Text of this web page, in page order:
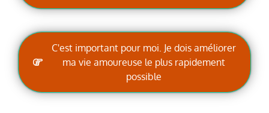
C'est important pour moi. Je dois améliorer
ma vie amoureuse le plus rapidement
possible